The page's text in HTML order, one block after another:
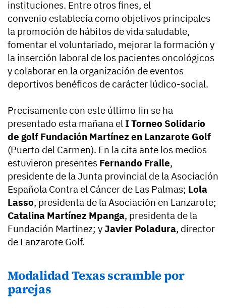
instituciones. Entre otros fines, el
convenio establecía como objetivos principales
la promoción de hábitos de vida saludable,
fomentar el voluntariado, mejorar la formación y
la inserción laboral de los pacientes oncológicos
y colaborar en la organización de eventos
deportivos benéficos de carácter lúdico-social.
Precisamente con este último fin se ha
presentado esta mañana el I Torneo Solidario
de golf Fundación Martínez en Lanzarote Golf
(Puerto del Carmen). En la cita ante los medios
estuvieron presentes Fernando Fraile,
presidente de la Junta provincial de la Asociación
Española Contra el Cáncer de Las Palmas; Lola
Lasso, presidenta de la Asociación en Lanzarote;
Catalina Martínez Mpanga, presidenta de la
Fundación Martínez; yJavier Poladura, director
de Lanzarote Golf.
Modalidad Texas scramble por
parejas